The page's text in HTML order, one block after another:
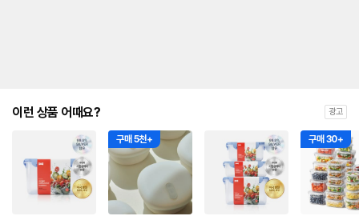
이런 상품 어때요? 광고
구매 5천+ 구매 30+